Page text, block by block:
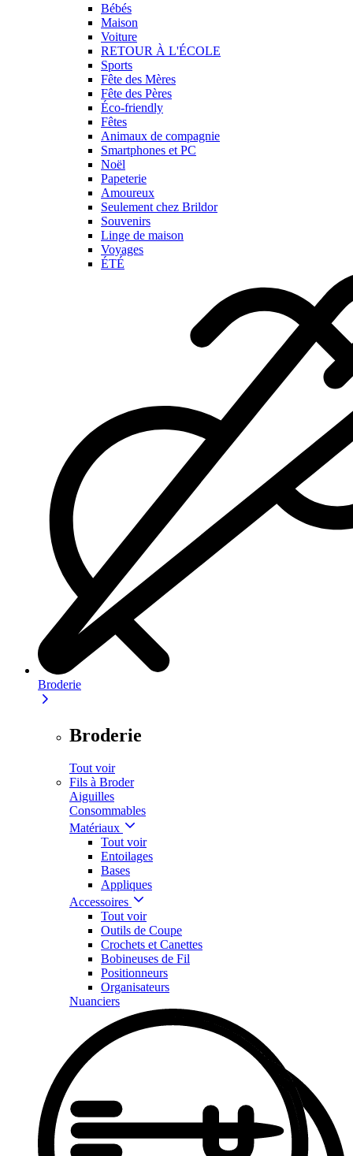
Bébés
Maison
Voiture
RETOUR À L'ÉCOLE
Sports
Fête des Mères
Fête des Pères
Éco-friendly
Fêtes
Animaux de compagnie
Smartphones et PC
Noël
Papeterie
Amoureux
Seulement chez Brildor
Souvenirs
Linge de maison
Voyages
ÉTÉ
Broderie
Broderie
Tout voir
Fils à Broder
Aiguilles
Consommables
Matériaux
Tout voir
Entoilages
Bases
Appliques
Accessoires
Tout voir
Outils de Coupe
Crochets et Canettes
Bobineuses de Fil
Positionneurs
Organisateurs
Nuanciers